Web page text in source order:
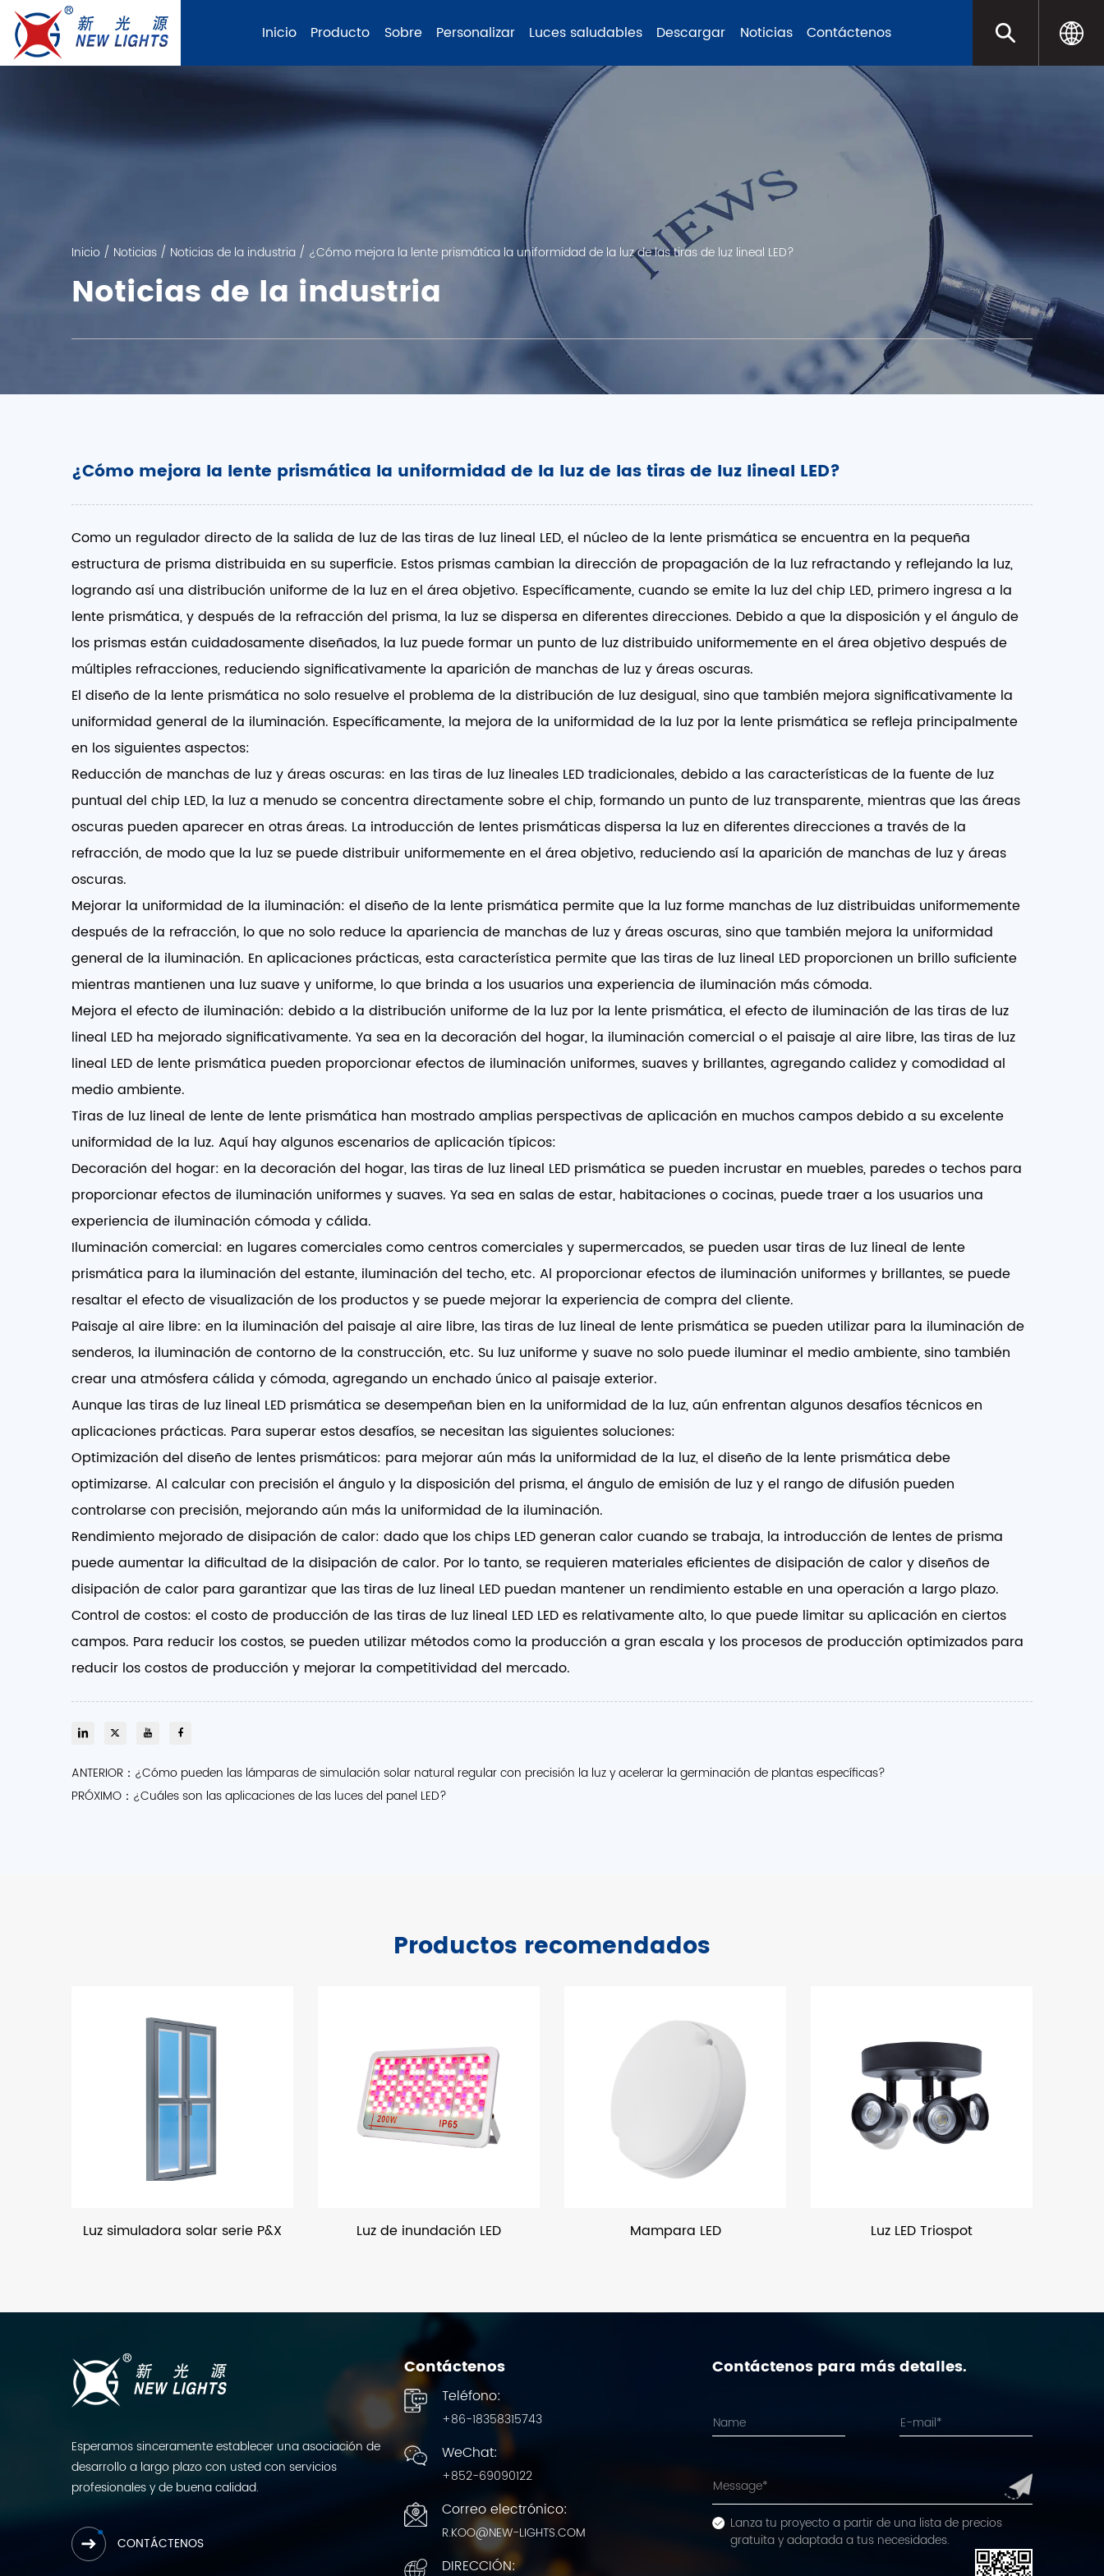
Inicio Producto Sobre Personalizar Luces saludables Descargar Noticias Contáctenos
Inicio / Noticias / Noticias de la industria / ¿Cómo mejora la lente prismática la uniformidad de la luz de las tiras de luz lineal LED?
Noticias de la industria
¿Cómo mejora la lente prismática la uniformidad de la luz de las tiras de luz lineal LED?
Como un regulador directo de la salida de luz de las tiras de luz lineal LED, el núcleo de la lente prismática se encuentra en la pequeña
estructura de prisma distribuida en su superficie. Estos prismas cambian la dirección de propagación de la luz refractando y reflejando la luz,
logrando así una distribución uniforme de la luz en el área objetivo. Específicamente, cuando se emite la luz del chip LED, primero ingresa a la
lente prismática, y después de la refracción del prisma, la luz se dispersa en diferentes direcciones. Debido a que la disposición y el ángulo de
los prismas están cuidadosamente diseñados, la luz puede formar un punto de luz distribuido uniformemente en el área objetivo después de
múltiples refracciones, reduciendo significativamente la aparición de manchas de luz y áreas oscuras.
El diseño de la lente prismática no solo resuelve el problema de la distribución de luz desigual, sino que también mejora significativamente la
uniformidad general de la iluminación. Específicamente, la mejora de la uniformidad de la luz por la lente prismática se refleja principalmente
en los siguientes aspectos:
Reducción de manchas de luz y áreas oscuras: en las tiras de luz lineales LED tradicionales, debido a las características de la fuente de luz
puntual del chip LED, la luz a menudo se concentra directamente sobre el chip, formando un punto de luz transparente, mientras que las áreas
oscuras pueden aparecer en otras áreas. La introducción de lentes prismáticas dispersa la luz en diferentes direcciones a través de la
refracción, de modo que la luz se puede distribuir uniformemente en el área objetivo, reduciendo así la aparición de manchas de luz y áreas
oscuras.
Mejorar la uniformidad de la iluminación: el diseño de la lente prismática permite que la luz forme manchas de luz distribuidas uniformemente
después de la refracción, lo que no solo reduce la apariencia de manchas de luz y áreas oscuras, sino que también mejora la uniformidad
general de la iluminación. En aplicaciones prácticas, esta característica permite que las tiras de luz lineal LED proporcionen un brillo suficiente
mientras mantienen una luz suave y uniforme, lo que brinda a los usuarios una experiencia de iluminación más cómoda.
Mejora el efecto de iluminación: debido a la distribución uniforme de la luz por la lente prismática, el efecto de iluminación de las tiras de luz
lineal LED ha mejorado significativamente. Ya sea en la decoración del hogar, la iluminación comercial o el paisaje al aire libre, las tiras de luz
lineal LED de lente prismática pueden proporcionar efectos de iluminación uniformes, suaves y brillantes, agregando calidez y comodidad al
medio ambiente.
Tiras de luz lineal de lente de lente prismática han mostrado amplias perspectivas de aplicación en muchos campos debido a su excelente
uniformidad de la luz. Aquí hay algunos escenarios de aplicación típicos:
Decoración del hogar: en la decoración del hogar, las tiras de luz lineal LED prismática se pueden incrustar en muebles, paredes o techos para
proporcionar efectos de iluminación uniformes y suaves. Ya sea en salas de estar, habitaciones o cocinas, puede traer a los usuarios una
experiencia de iluminación cómoda y cálida.
Iluminación comercial: en lugares comerciales como centros comerciales y supermercados, se pueden usar tiras de luz lineal de lente
prismática para la iluminación del estante, iluminación del techo, etc. Al proporcionar efectos de iluminación uniformes y brillantes, se puede
resaltar el efecto de visualización de los productos y se puede mejorar la experiencia de compra del cliente.
Paisaje al aire libre: en la iluminación del paisaje al aire libre, las tiras de luz lineal de lente prismática se pueden utilizar para la iluminación de
senderos, la iluminación de contorno de la construcción, etc. Su luz uniforme y suave no solo puede iluminar el medio ambiente, sino también
crear una atmósfera cálida y cómoda, agregando un enchado único al paisaje exterior.
Aunque las tiras de luz lineal LED prismática se desempeñan bien en la uniformidad de la luz, aún enfrentan algunos desafíos técnicos en
aplicaciones prácticas. Para superar estos desafíos, se necesitan las siguientes soluciones:
Optimización del diseño de lentes prismáticos: para mejorar aún más la uniformidad de la luz, el diseño de la lente prismática debe
optimizarse. Al calcular con precisión el ángulo y la disposición del prisma, el ángulo de emisión de luz y el rango de difusión pueden
controlarse con precisión, mejorando aún más la uniformidad de la iluminación.
Rendimiento mejorado de disipación de calor: dado que los chips LED generan calor cuando se trabaja, la introducción de lentes de prisma
puede aumentar la dificultad de la disipación de calor. Por lo tanto, se requieren materiales eficientes de disipación de calor y diseños de
disipación de calor para garantizar que las tiras de luz lineal LED puedan mantener un rendimiento estable en una operación a largo plazo.
Control de costos: el costo de producción de las tiras de luz lineal LED LED es relativamente alto, lo que puede limitar su aplicación en ciertos
campos. Para reducir los costos, se pueden utilizar métodos como la producción a gran escala y los procesos de producción optimizados para
reducir los costos de producción y mejorar la competitividad del mercado.
ANTERIOR：¿Cómo pueden las lámparas de simulación solar natural regular con precisión la luz y acelerar la germinación de plantas específicas?
PRÓXIMO：¿Cuáles son las aplicaciones de las luces del panel LED?
Productos recomendados
Luz simuladora solar serie P&X Luz de inundación LED Mampara LED Luz LED Triospot
Esperamos sinceramente establecer una asociación de
desarrollo a largo plazo con usted con servicios
profesionales y de buena calidad.
CONTÁCTENOS
Contáctenos
Teléfono:
+86-18358315743
WeChat:
+852-69090122
Correo electrónico:
R.KOO@NEW-LIGHTS.COM
DIRECCIÓN:
Contáctenos para más detalles.
Lanza tu proyecto a partir de una lista de precios
gratuita y adaptada a tus necesidades.